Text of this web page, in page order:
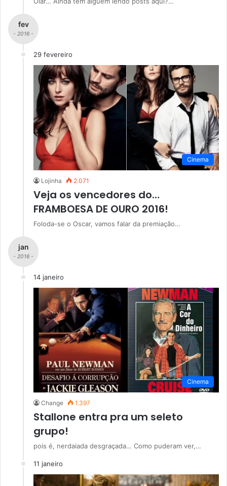
fev
- 2016 -
29 fevereiro
Cinema
Lojinha 2.071
Veja os vencedores do…
FRAMBOESA DE OURO 2016!
Foloda-se o Oscar, vamos falar da premiação…
jan
- 2016 -
14 janeiro
Cinema
Change 1.397
Stallone entra pra um seleto
grupo!
pois é, nerdaiada desgraçada… Como puderam ver,…
11 janeiro